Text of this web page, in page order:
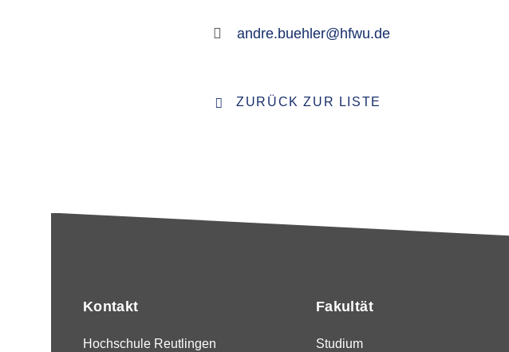
andre.buehler@hfwu.de
ZURÜCK ZUR LISTE
Kontakt
Hochschule Reutlingen
Fakultät
Studium